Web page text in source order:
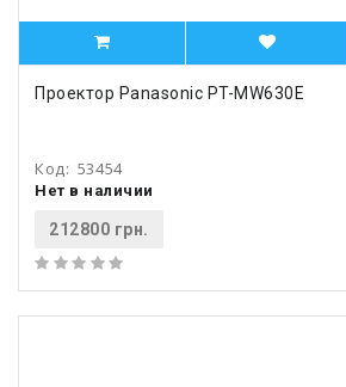
Проектор Panasonic PT-MW630E
Код: 53454
Нет в наличии
212800 грн.